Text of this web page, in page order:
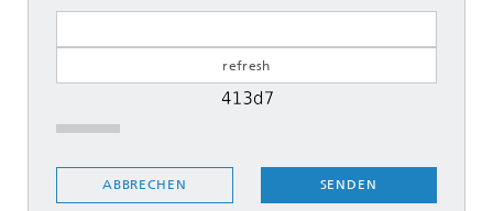
SENDEN
ABBRECHEN